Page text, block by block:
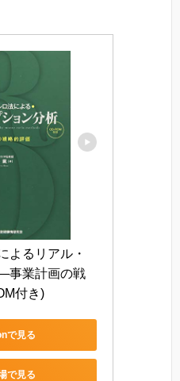
よるリアル・
事業計画の戦
付き)
で見る
で見る